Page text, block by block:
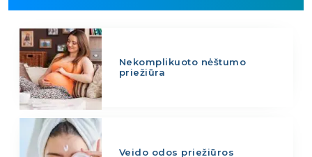
Nekomplikuoto nėštumo
priežiūra
Veido odos priežiūros